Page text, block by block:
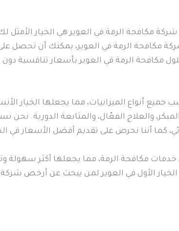
مكافحة الرمة في العوير هي الخيار الأمثل
مكافحة الرمة في العوير، يمكنك أن تحصل
الرمة في العوير بأسعار تنافسية دون
أنواع الميزانيات، مما يجعلها الخيار
والعلاج الفعّال، والمتابعة الدورية. نحن
كما أننا نحرص على تقديم أفضل الأسعار في
مكافحة الرمة، مما يجعلها أكثر سهولة
الخيار الأول في العوير لمن يبحث عن أرخص